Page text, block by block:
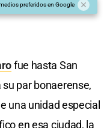
preferidos en Google
fue hasta San
par bonaerense,
una unidad especial
en esa ciudad, la